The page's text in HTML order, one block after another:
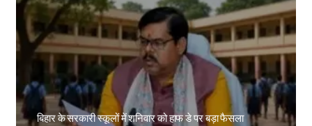
बिहार के सरकारी स्कूलों में शनिवार को हाफ डे पर बड़ा फैसला